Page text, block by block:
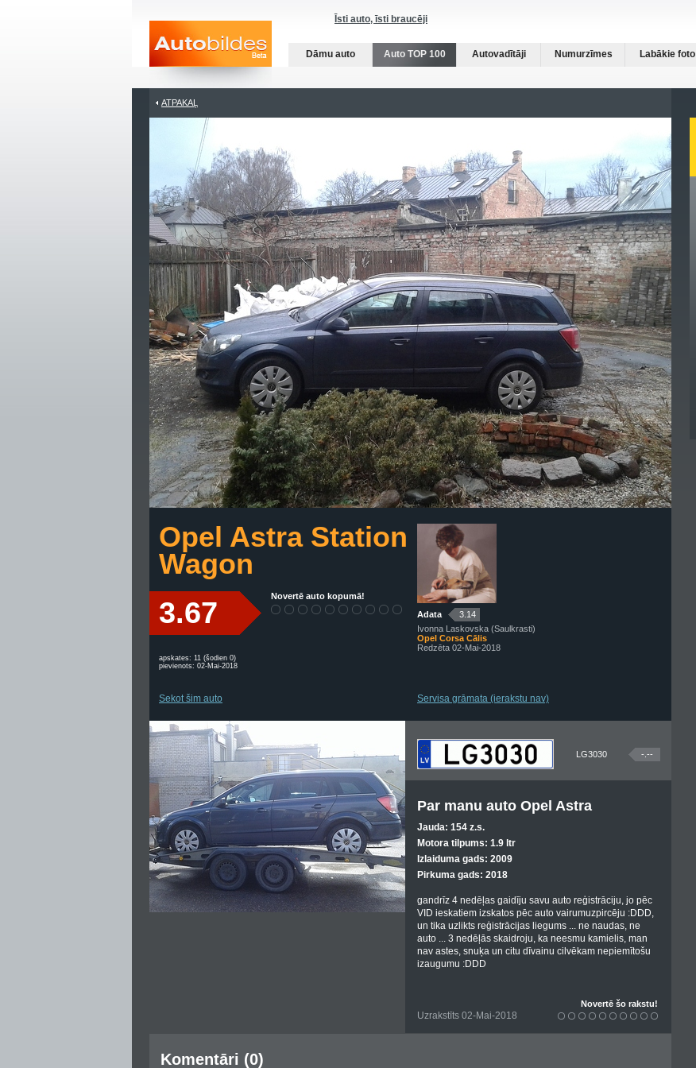
Īsti auto, īsti braucēji
Dāmu auto Auto TOP 100 Autovadītāji Numurzīmes Labākie foto
ATPAKAĻ
Opel Astra Station
Wagon
3.67 Novertē auto kopumā!
apskates: 11 (šodien 0)
pievienots: 02-Mai-2018
Sekot šim auto
Adata
3.14
Ivonna Laskovska (Saulkrasti)
Opel Corsa Cālis
Redzēta 02-Mai-2018
Servisa grāmata (ierakstu nav)
LG3030 -.--
Par manu auto Opel Astra
Jauda: 154 z.s.
Motora tilpums: 1.9 ltr
Izlaiduma gads: 2009
Pirkuma gads: 2018
gandrīz 4 nedēļas gaidīju savu auto reģistrāciju, jo pēc
VID ieskatiem izskatos pēc auto vairumuzpircēju :DDD,
un tika uzlikts reģistrācijas liegums ... ne naudas, ne
auto ... 3 nedēļās skaidroju, ka neesmu kamielis, man
nav astes, snuķa un citu dīvainu cilvēkam nepiemītošu
izaugumu :DDD
Uzrakstīts 02-Mai-2018
Novertē šo rakstu!
Komentāri (0)